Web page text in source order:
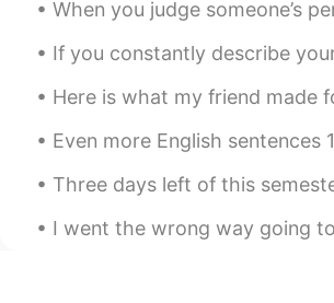
没有什么是完全完美的，可
不多的那就可以，心里有安
可以继续做其他事情，而且
一个沙球😄😄
良良 良良 良良
形状
When you judge someone’s performance, it’s important to give positive
If you constantly describe your English as “bad” or “terrible,” or if
Here is what my friend made for dinner: the main dish is hamburger with
Even more English sentences 1． It's up in the air[悬而未决].（尚未确定。） 2． I can't
Three days left of this semester. I feel this picture is a good
I went the wrong way going to meet my friend and accidentally found a